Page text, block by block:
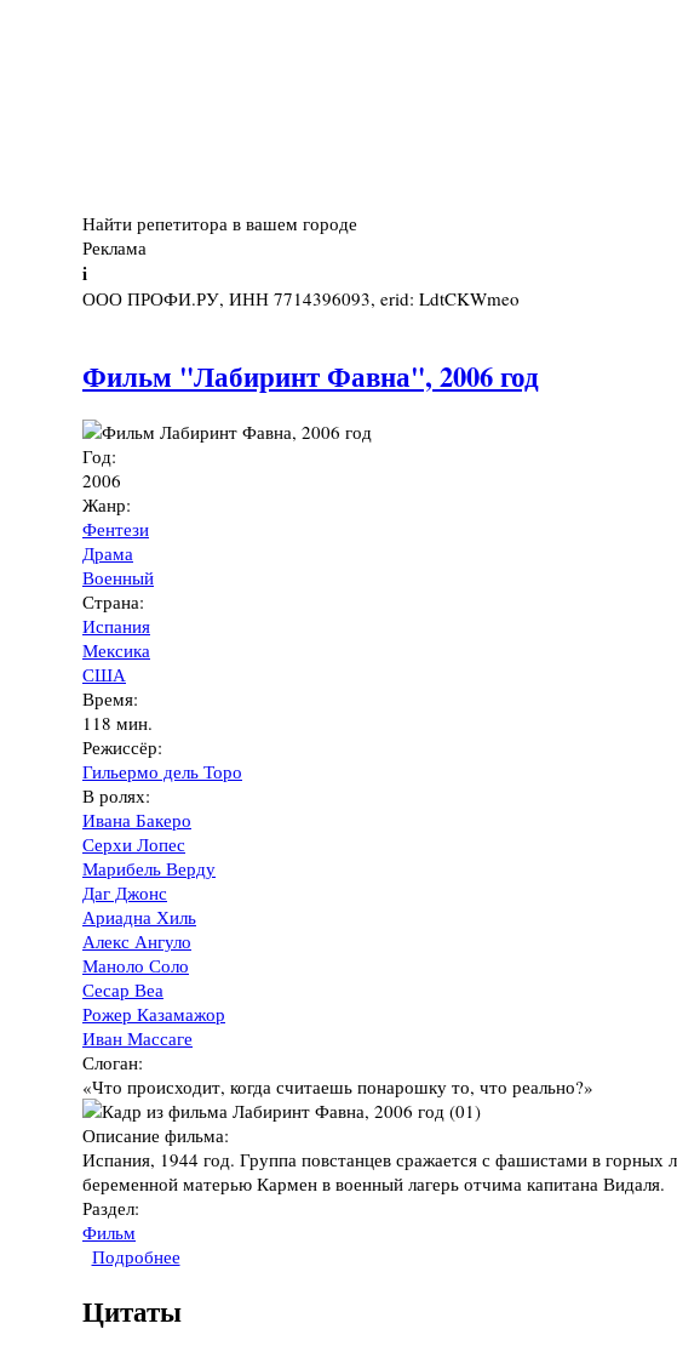
Найти репетитора в вашем городе
Реклама
i
ООО ПРОФИ.РУ, ИНН 7714396093, erid: LdtCKWmeo
Фильм "Лабиринт Фавна", 2006 год
Год:
2006
Жанр:
Фентези
Драма
Военный
Страна:
Испания
Мексика
США
Время:
118 мин.
Режиссёр:
Гильермо дель Торо
В ролях:
Ивана Бакеро
Серхи Лопес
Марибель Верду
Даг Джонс
Ариадна Хиль
Алекс Ангуло
Маноло Соло
Сесар Веа
Рожер Казамажор
Иван Массаге
Слоган:
«Что происходит, когда считаешь понарошку то, что реально?»
Описание фильма:
Испания, 1944 год. Группа повстанцев сражается с фашистами в
беременной матерью Кармен в военный лагерь отчима капитана Видаля.
Раздел:
Фильм
Подробнее
Цитаты